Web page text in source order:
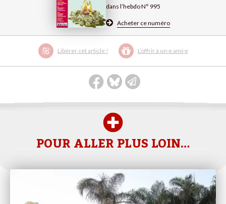
dans l’hebdo N° 995
Acheter ce numéro
Libérer cet article ! L’offrir à un·e ami·e
POUR ALLER PLUS LOIN…